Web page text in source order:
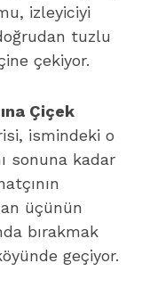
izleyiciyi
tuzlu
çekiyor.
Çiçek
ismindeki o
sonuna kadar
üçünün
bırakmak
geçiyor.